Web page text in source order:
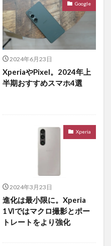
Google
2024年6月23日
XperiaやPixel。2024年上
半期おすすめスマホ4選
Xperia
2024年3月23日
進化は最小限に。Xperia
1Ⅵではマクロ撮影とポー
トレートをより強化